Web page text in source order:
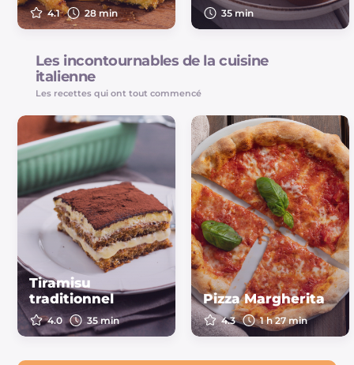
4.1 28 min 35 min
Les incontournables de la cuisine
italienne
Les recettes qui ont tout commencé
Tiramisu
traditionnel
4.0 35 min
Pizza Margherita
4.3 1 h 27 min